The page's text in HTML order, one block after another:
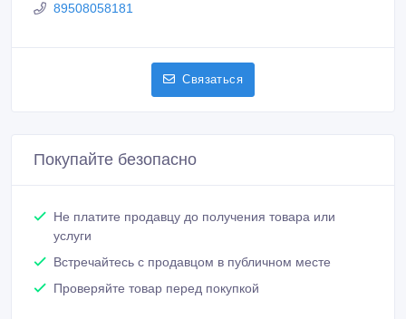
89508058181
Связаться
Покупайте безопасно
Не платите продавцу до получения товара или
услуги
Встречайтесь с продавцом в публичном месте
Проверяйте товар перед покупкой